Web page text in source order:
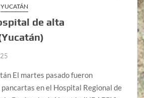
YUCATÁN
de alta
El martes pasado fueron
en el Hospital Regional de